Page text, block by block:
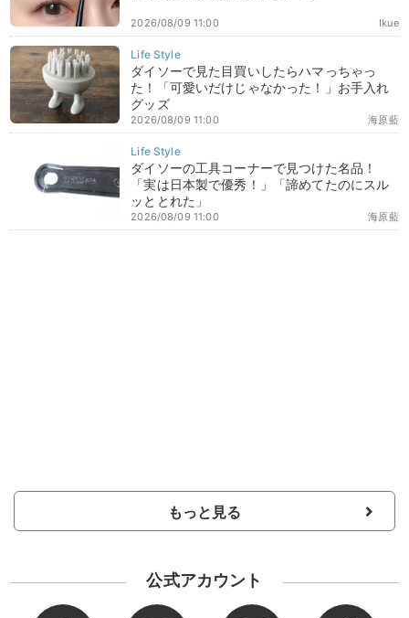
Ikue
2026/08/09 11:00
ダイソーで見た目買いしたらハマっちゃっ
た！「可愛いだけじゃなかった！」お手入れ
グッズ
海原藍
2026/08/09 11:00
ダイソーの工具コーナーで見つけた名品！
「実は日本製で優秀！」「諦めてたのにスル
ッととれた」
海原藍
2026/08/09 11:00
もっと見る
公式アカウント